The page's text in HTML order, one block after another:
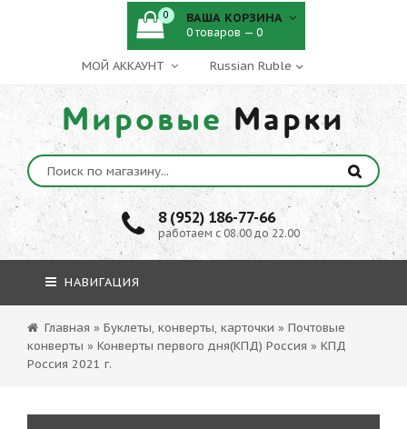
МОЙ АККАУНТ
Мировые Марки
8 (952) 186-77-66
работаем с 08.00 до 22.00
0 ВАША КОРЗИНА
0 товаров — 0
НАВИГАЦИЯ
Главная » Буклеты, конверты, карточки » Почтовые
конверты » Конверты первого дня(КПД) Россия » КПД
Россия 2021 г.